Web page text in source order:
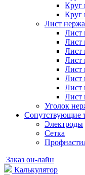
Круг
Круг
Лист
Лист
Лист
Лист
Лист
Лист
Лист
Лист
Лист
Уголок
Cопутствующие
Электроды
Сетка
Заказ он-лайн
Калькулятор